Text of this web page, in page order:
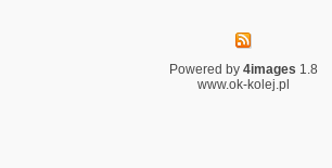
Powered by 4images 1.8
www.ok-kolej.pl